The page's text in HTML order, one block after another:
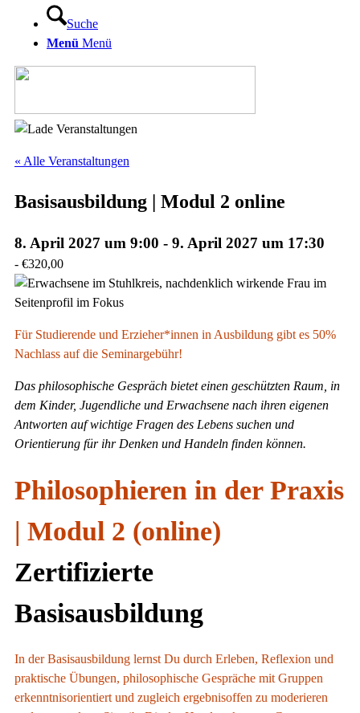
Suche
Menü Menü
« Alle Veranstaltungen
Basisausbildung | Modul 2 online
8. April 2027 um 9:00 - 9. April 2027 um 17:30
- €320,00
Für Studierende und Erzieher*innen in Ausbildung gibt es 50%
Nachlass auf die Seminargebühr!
Das philosophische Gespräch bietet einen geschützten Raum, in
dem Kinder, Jugendliche und Erwachsene nach ihren eigenen
Antworten auf wichtige Fragen des Lebens suchen und
Orientierung für ihr Denken und Handeln finden können.
Philosophieren in der Praxis
| Modul 2 (online)
Zertifizierte
Basisausbildung
In der Basisausbildung lernst Du durch Erleben, Reflexion und
praktische Übungen, philosophische Gespräche mit Gruppen
erkenntnisorientiert und zugleich ergebnisoffen zu moderieren